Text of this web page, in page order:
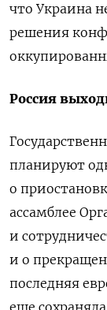
что Украина
решения
Россия
планируют
о
ассамблее
и
и о
последняя
еще